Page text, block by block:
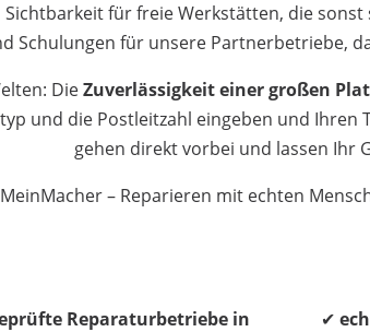
Sichtbarkeit für freie Werkstätten, die
Schulungen für unsere Partnerbetriebe,
DieZuverlässigkeit einer großen
und die Postleitzahl eingeben und
gehen direkt vorbei und lassen Ihr
MeinMacher – Reparieren mit echten
Reparaturbetriebe in
✔